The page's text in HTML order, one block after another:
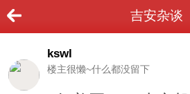
吉安杂谈
kswl
楼主很懒~什么都没留下